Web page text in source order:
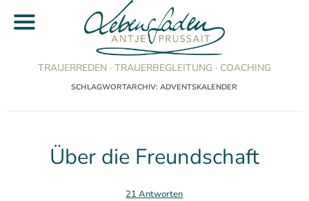
TRAUERREDEN · TRAUERBEGLEITUNG · COACHING
SCHLAGWORTARCHIV:ADVENTSKALENDER
Über die Freundschaft
21 Antworten